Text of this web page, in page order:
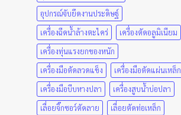
อุปกรณ์จับยึดงานประดิษฐ์
เครื่องฉีดน้ำล้างตะไคร่
เครื่องตัดอลูมิเนียม
เครื่องทุ่นแรงยกของหนัก
เครื่องมือตัดลวดแข็ง
เครื่องมือตัดแผ่นเหล็ก
เครื่องมือบีบหางปลา
เครื่องสูบน้ำบ่อปลา
เลื่อยจิ๊กซอว์ตัดลาย
เลื่อยตัดท่อเหล็ก
รื่องมือ 36 ชิ้น
บใส่ตะกร้า
1,439.00฿
หยิบใส่ตะกร้า